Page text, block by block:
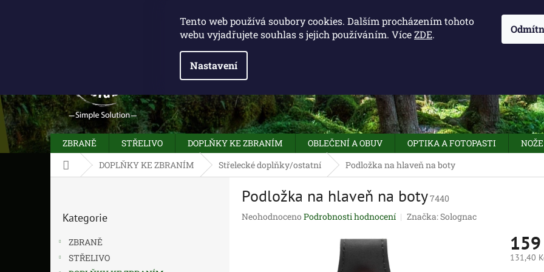
Tento web používá soubory cookies. Dalším procházením tohoto
webu vyjadřujete souhlas s jejich používáním. VíceZDE.
Nastavení
ZBRANĚ STŘELIVO DOPLŇKY KE ZBRANÍM OBLEČENÍ A OBUV OPTIKA A FOTOPASTI NOŽE
Domů DOPLŇKY KE ZBRANÍM Střelecké doplňky/ostatní Podložka na hlaveň na boty
kategorie
Kategorie
ZBRANĚ
STŘELIVO
Podložka na hlaveň na boty7440
Průměrné
Neohodnoceno Podrobnosti hodnocení Značka:Solognac
131,40